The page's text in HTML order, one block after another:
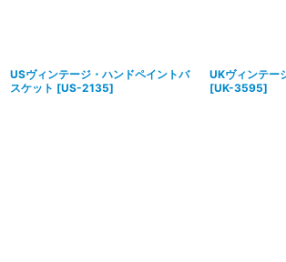
USヴィンテージ・ハンドペイントバ
スケット [US-2135]
UKヴィンテー
[UK-3595]